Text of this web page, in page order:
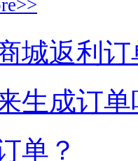
城返利
生成订单
单？